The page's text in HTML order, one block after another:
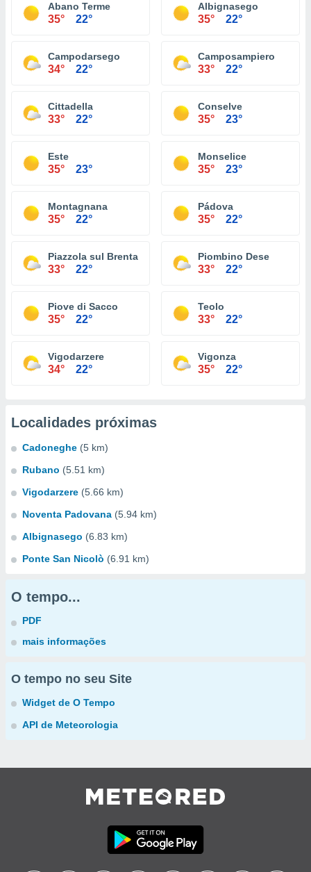
Abano Terme
35° 22°
Albignasego
35° 22°
Campodarsego
34° 22°
Camposampiero
33° 22°
Cittadella
33° 22°
Conselve
35° 23°
Este
35° 23°
Monselice
35° 23°
Montagnana
35° 22°
Pádova
35° 22°
Piazzola sul Brenta
33° 22°
Piombino Dese
33° 22°
Piove di Sacco
35° 22°
Teolo
33° 22°
Vigodarzere
34° 22°
Vigonza
35° 22°
Localidades próximas
Cadoneghe (5 km)
Rubano (5.51 km)
Vigodarzere (5.66 km)
Noventa Padovana (5.94 km)
Albignasego (6.83 km)
Ponte San Nicolò (6.91 km)
O tempo...
PDF
mais informações
O tempo no seu Site
Widget de O Tempo
API de Meteorologia